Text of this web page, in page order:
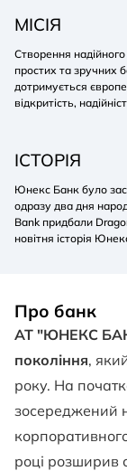
МІСІЯ
Створення
простих та зручних
дотримується
відкритість,
ІСТОРІЯ
Юнекс Банк було
одразу два дня
Bank придбали
новітня історія
Про банк
АТ "ЮНЕКС
покоління,
року. На
зосереджений
році розширив